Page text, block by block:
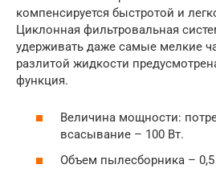
компенсируется быстротой и
Циклонная фильтровальная
удерживать даже самые мелкие
разлитой жидкости
функция.
Величина мощности:
всасывание – 100 Вт.
Объем пылесборника – 0,5